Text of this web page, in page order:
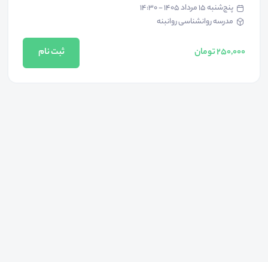
پنج‌شنبه ۱۵ مرداد ۱۴۰۵ - ۱۴:۳۰
مدرسه روانشناسی روانبنه
250,000 تومان ثبت نام